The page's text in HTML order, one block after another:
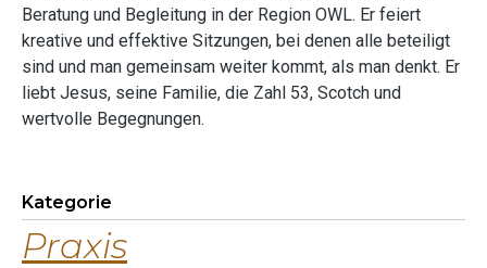
Beratung und Begleitung in der Region OWL. Er feiert
kreative und effektive Sitzungen, bei denen alle beteiligt
sind und man gemeinsam weiter kommt, als man denkt. Er
liebt Jesus, seine Familie, die Zahl 53, Scotch und
wertvolle Begegnungen.
Kategorie
Praxis